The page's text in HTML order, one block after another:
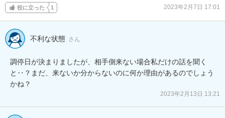
役に立った 1 2023年2月7日 17:01
不利な状態 さん
調停日が決まりましたが、相手側来ない場合私だけの話を聞く
と‥？まだ、来ないか分からないのに何か理由があるのでしょう
かね？
2023年2月13日 13:21